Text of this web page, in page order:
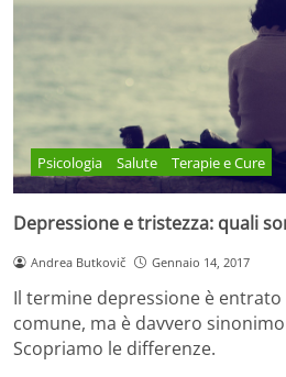
Psicologia Salute Terapie e Cure
Depressione e tristezza: quali
Andrea Butkovič Gennaio 14, 2017
Il termine depressione è
comune, ma è davvero
Scopriamo le differenze.